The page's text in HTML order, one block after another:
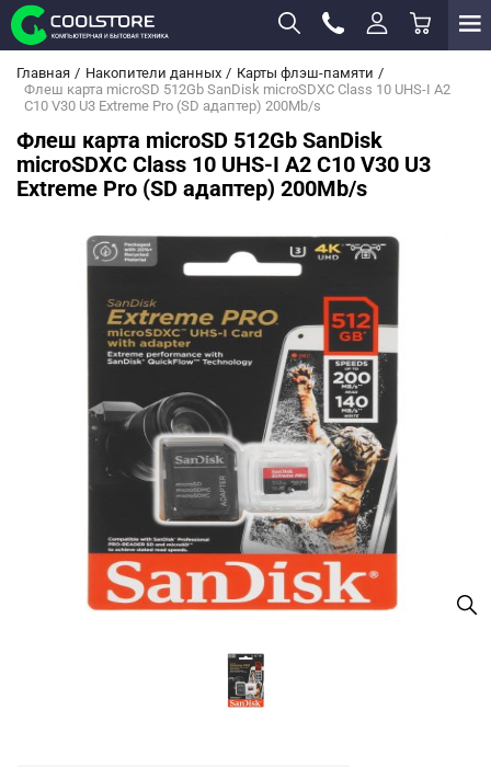
Главная Накопители данных
Карты флэш-памяти
Флеш карта microSD 512Gb SanDisk microSDXC Class 10 UHS-I A2
C10 V30 U3 Extreme Pro (SD адаптер) 200Mb/s
Флеш карта microSD 512Gb SanDisk
microSDXC Class 10 UHS-I A2 C10 V30 U3
Extreme Pro (SD адаптер) 200Mb/s